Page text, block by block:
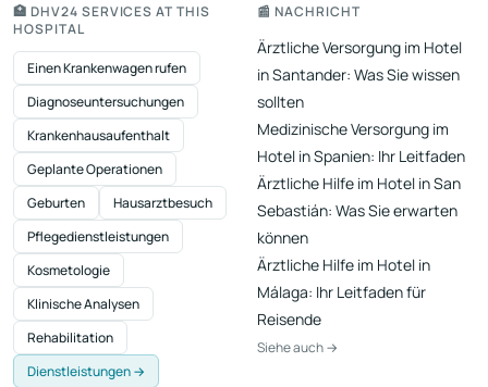
🏥 DHV24 SERVICES AT THIS
HOSPITAL
Einen Krankenwagen rufen
Diagnoseuntersuchungen
Krankenhausaufenthalt
Geplante Operationen
Geburten
Hausarztbesuch
Pflegedienstleistungen
Kosmetologie
Klinische Analysen
Rehabilitation
Dienstleistungen →
📰 NACHRICHT
Ärztliche Versorgung im Hotel
in Santander: Was Sie wissen
sollten
Medizinische Versorgung im
Hotel in Spanien: Ihr Leitfaden
Ärztliche Hilfe im Hotel in San
Sebastián: Was Sie erwarten
können
Ärztliche Hilfe im Hotel in
Málaga: Ihr Leitfaden für
Reisende
Siehe auch →